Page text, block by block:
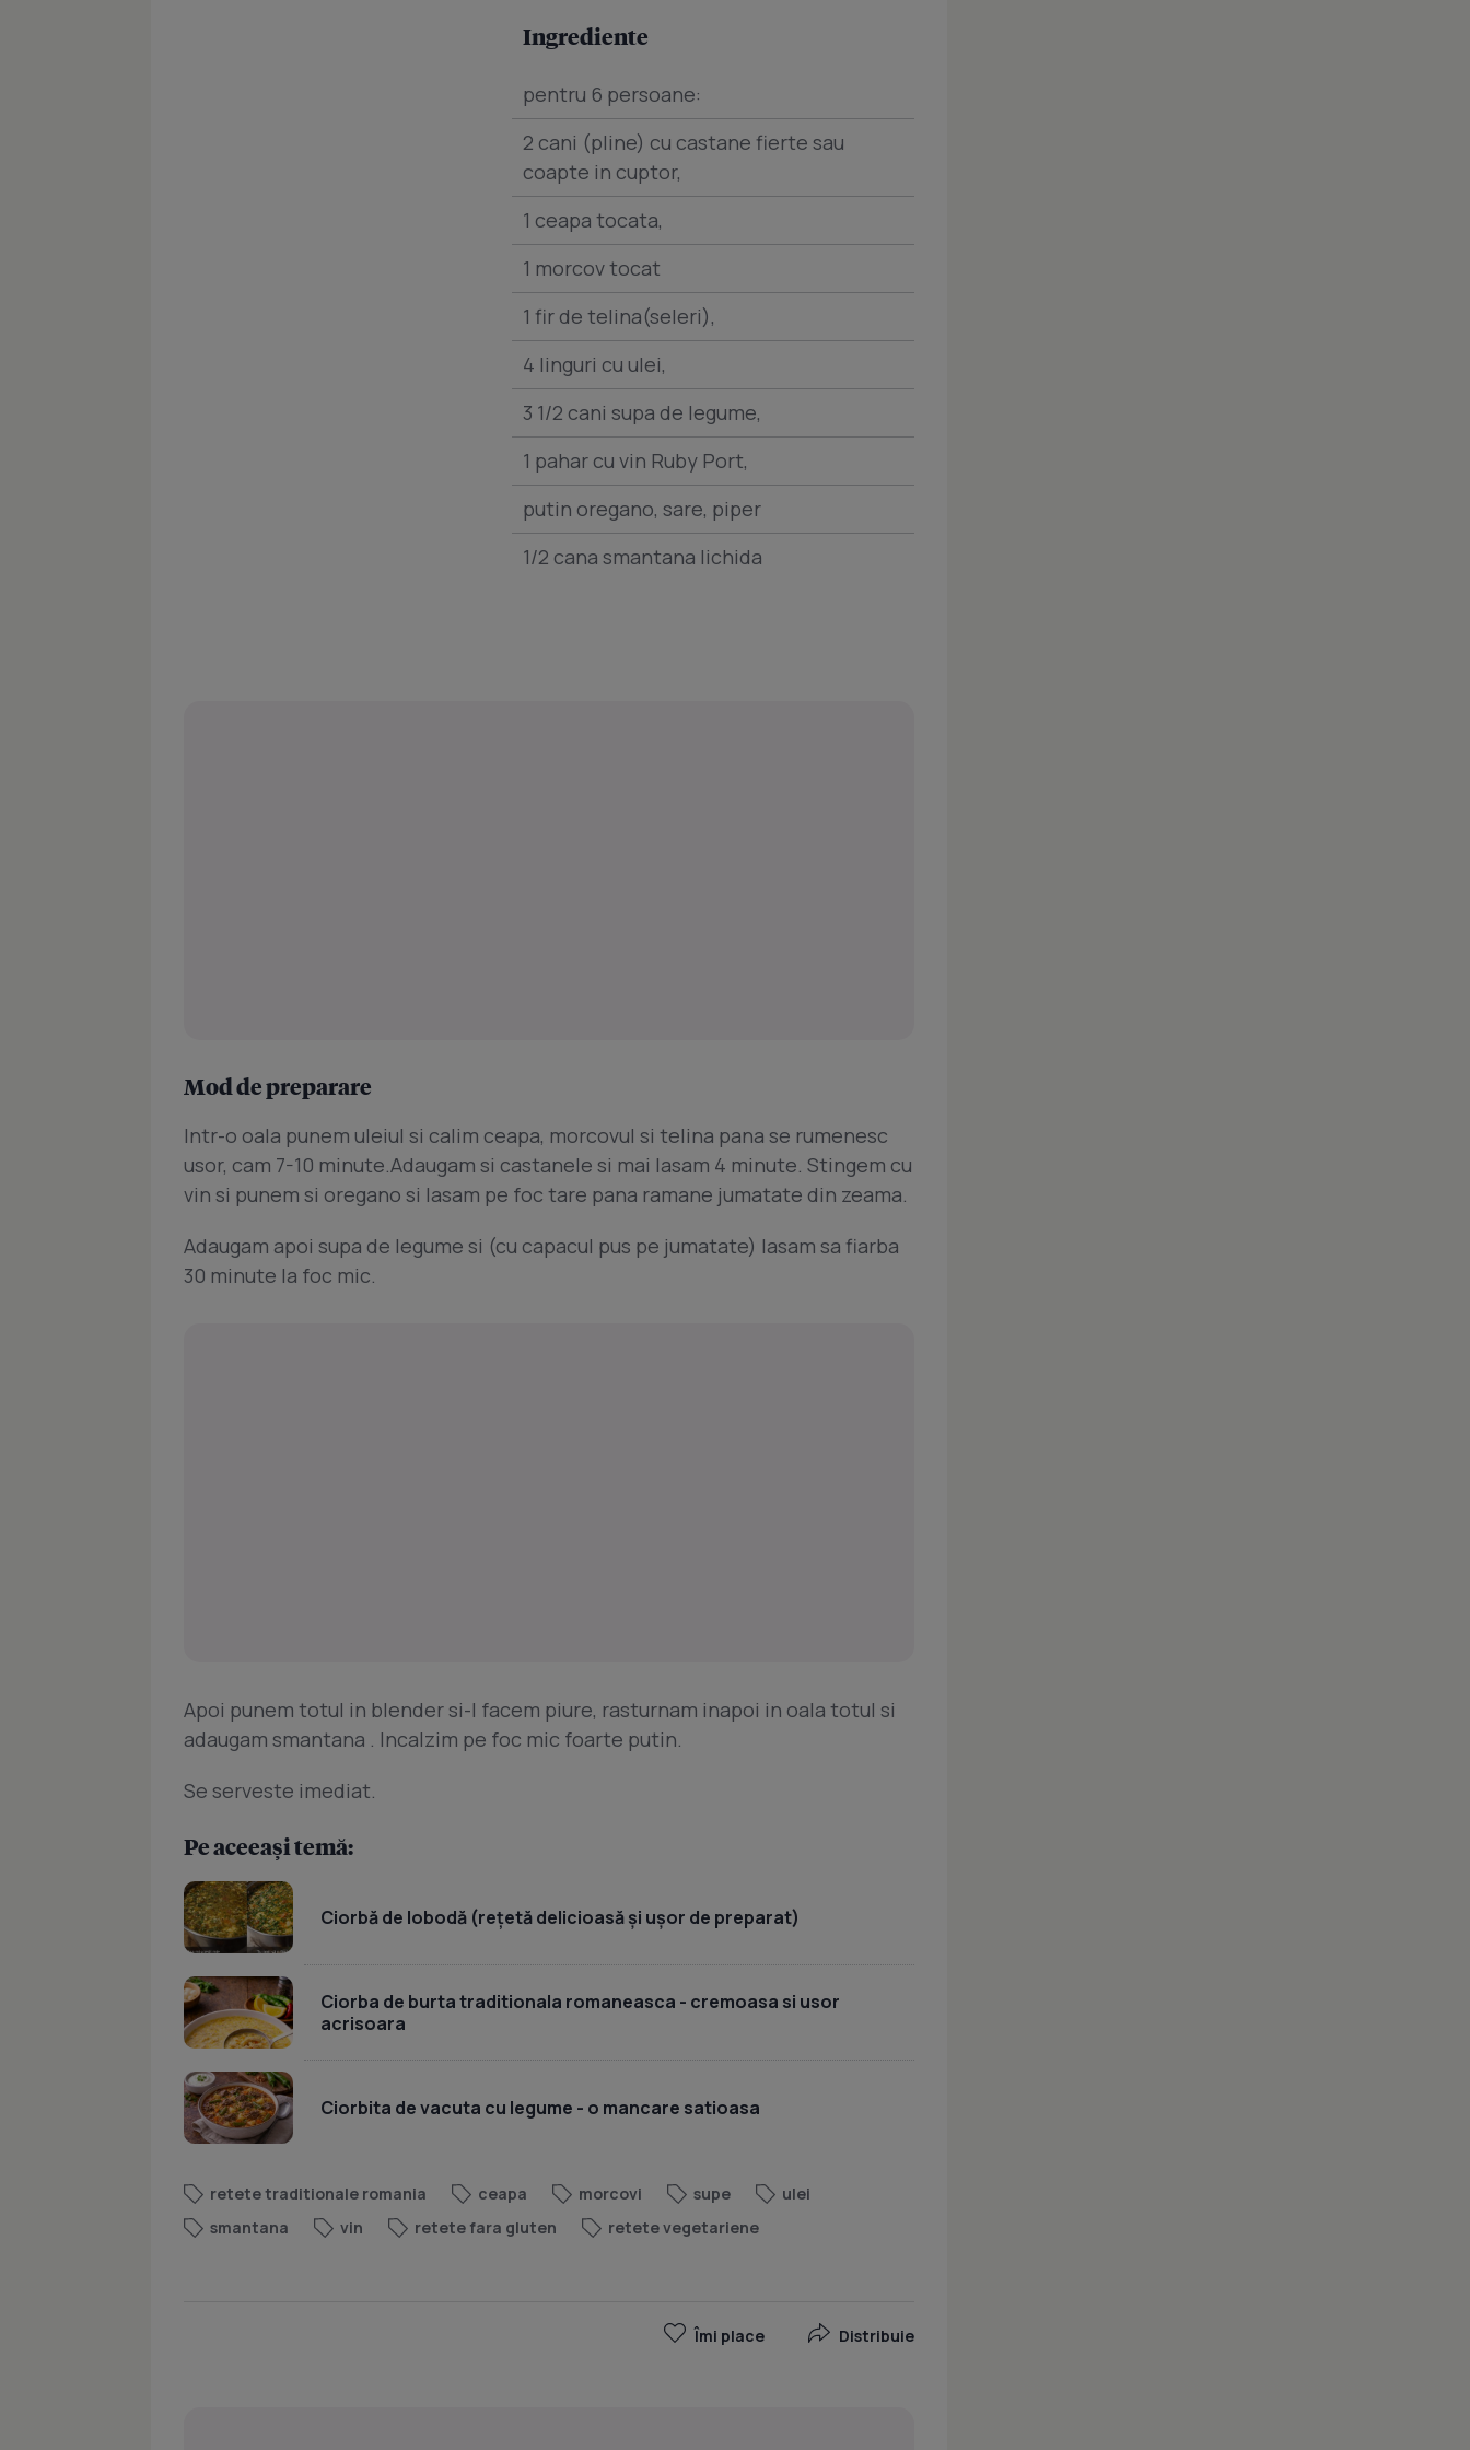
Ingrediente
pentru 6 persoane:
2 cani (pline) cu castane fierte sau
coapte in cuptor,
1 ceapa tocata,
1 morcov tocat
1 fir de telina(seleri),
4 linguri cu ulei,
3 1/2 cani supa de legume,
1 pahar cu vin Ruby Port,
putin oregano, sare, piper
1/2 cana smantana lichida
Mod de preparare
Intr-o oala punem uleiul si calim ceapa, morcovul si telina pana se rumenesc
usor, cam 7-10 minute.Adaugam si castanele si mai lasam 4 minute. Stingem cu
vin si punem si oregano si lasam pe foc tare pana ramane jumatate din zeama.
Adaugam apoi supa de legume si (cu capacul pus pe jumatate) lasam sa fiarba
30 minute la foc mic.
Apoi punem totul in blender si-l facem piure, rasturnam inapoi in oala totul si
adaugam smantana . Incalzim pe foc mic foarte putin.
Se serveste imediat.
Pe aceeași temă:
Ciorbă de lobodă (rețetă delicioasă și ușor de preparat)
Ciorba de burta traditionala romaneasca - cremoasa si usor
acrisoara
Ciorbita de vacuta cu legume - o mancare satioasa
retete traditionale romania ceapa morcovi supe
ulei
smantana
vin retete fara gluten retete vegetariene
Îmi place Distribuie